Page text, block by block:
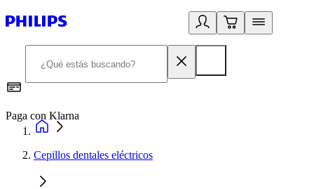
Paga con Klarna
Cepillos dentales eléctricos